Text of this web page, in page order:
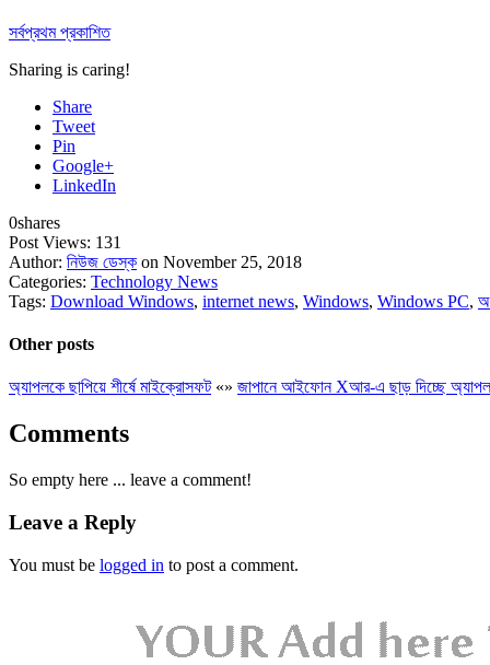
সর্বপ্রথম প্রকাশিত
Sharing is caring!
Share
Tweet
Pin
Google+
LinkedIn
0shares
Post Views: 131
Author: নিউজ ডেস্ক on November 25, 2018
Categories: Technology News
Tags: Download Windows, internet news, Windows, Windows PC,
Other posts
অ্যাপলকে ছাপিয়ে শীর্ষে মাইক্রোসফট«» জাপানে আইফোন Xআর-এ ছাড় দিচ্ছে অ্যাপল
Comments
So empty here ... leave a comment!
Leave a Reply
You must be logged in to post a comment.